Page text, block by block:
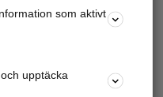
som aktivt
upptäcka